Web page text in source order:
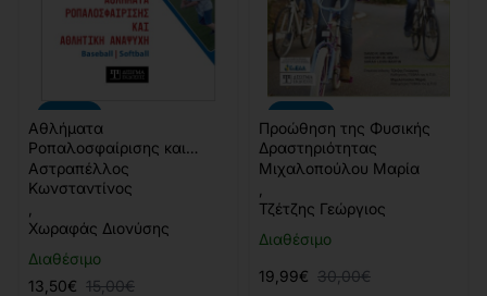
-10%
Διαθέσιμο
Αθλήματα
Ροπαλοσφαίρισης και
Αθλητική Αναψυχή :
Baseball - Softball
Αστραπέλλος
Κωνσταντίνος
Χωραφάς Διονύσης
13,50€ 15,00€
-33%
Διαθέσιμο
Προώθηση της Φυσικής
Δραστηριότητας
Μιχαλοπούλου Μαρία
Τζέτζης Γεώργιος
19,99€ 30,00€